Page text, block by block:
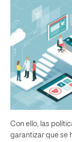
Con ello, las
garantizar que se